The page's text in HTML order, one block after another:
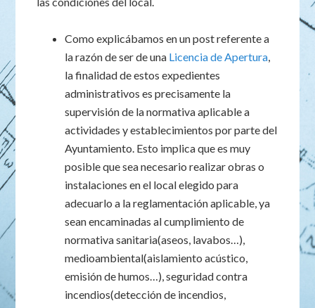
Como explicábamos en un post referente a
la razón de ser de una Licencia de Apertura,
la finalidad de estos expedientes
administrativos es precisamente la
supervisión de la normativa aplicable a
actividades y establecimientos por parte del
Ayuntamiento. Esto implica que es muy
posible que sea necesario realizar obras o
instalaciones en el local elegido para
adecuarlo a la reglamentación aplicable, ya
sean encaminadas al cumplimiento de
normativa sanitaria(aseos, lavabos…),
medioambiental(aislamiento acústico,
emisión de humos…), seguridad contra
incendios(detección de incendios,